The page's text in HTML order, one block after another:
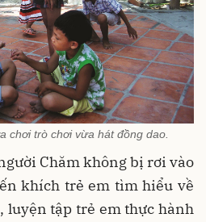
chơi trò chơi vừa hát đồng dao.
Chăm không bị rơi vào
khích trẻ em tìm hiểu về
luyện tập trẻ em thực hành